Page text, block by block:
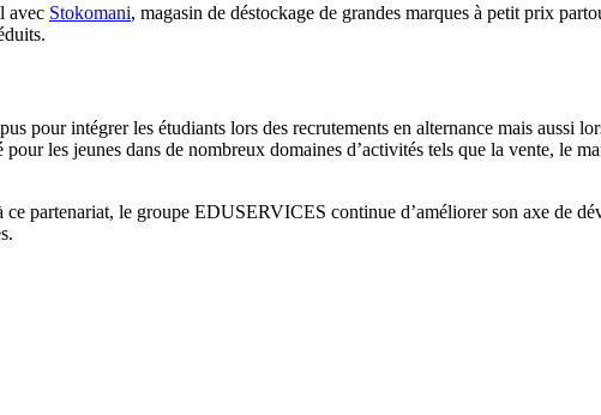
avec Stokomani, magasin de déstockage de grandes marques à petit prix
pour intégrer les étudiants lors des recrutements en alternance mais aussi
les jeunes dans de nombreux domaines d’activités tels que la vente, le
partenariat, le groupe EDUSERVICES continue d’améliorer son axe de